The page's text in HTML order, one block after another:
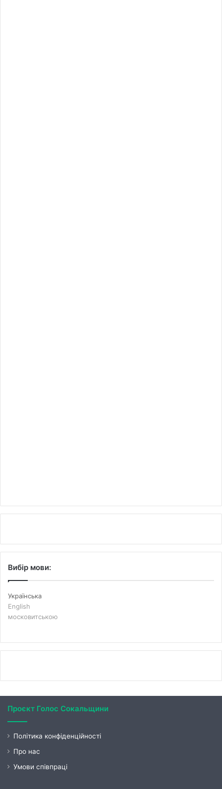
Вибір мови:
Українська
English
московитською
Проєкт Голос Сокальщини
Політика конфіденційності
Про нас
Умови співпраці